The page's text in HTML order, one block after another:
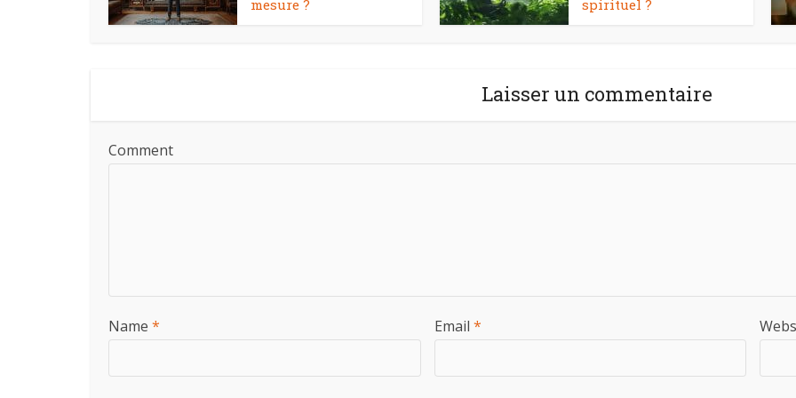
mesure ? spirituel ?
Laisser un commentaire
Comment
Name * Email *